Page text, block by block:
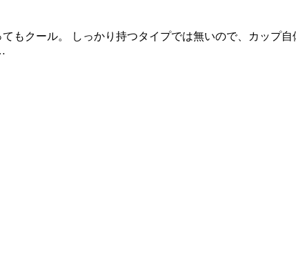
もクール。 しっかり持つタイプでは無いので、カップ